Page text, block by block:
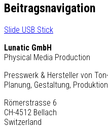
Beitragsnavigation
Slide USB Stick
Lunatic GmbH
Physical Media Production
Presswerk & Hersteller von
Planung, Gestaltung, Produktion
Römerstrasse 6
CH-4512 Bellach
Switzerland